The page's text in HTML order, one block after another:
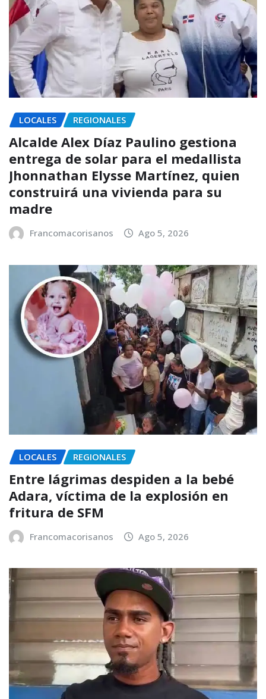
LOCALES REGIONALES
Alcalde Alex Díaz Paulino gestiona
entrega de solar para el medallista
Jhonnathan Elysse Martínez, quien
construirá una vivienda para su
madre
Francomacorisanos Ago 5, 2026
LOCALES REGIONALES
Entre lágrimas despiden a la bebé
Adara, víctima de la explosión en
fritura de SFM
Francomacorisanos Ago 5, 2026